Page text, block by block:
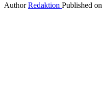
Author Redaktion Published on